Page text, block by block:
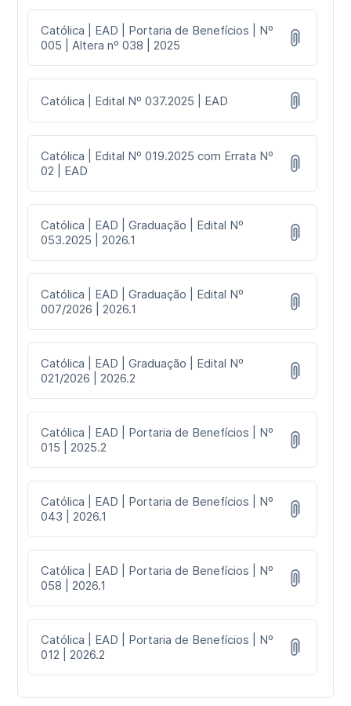
Católica | EAD | Portaria de Benefícios | Nº
005 | Altera nº 038 | 2025
Católica | Edital Nº 037.2025 | EAD
Católica | Edital Nº 019.2025 com Errata Nº
02 | EAD
Católica | EAD | Graduação | Edital Nº
053.2025 | 2026.1
Católica | EAD | Graduação | Edital Nº
007/2026 | 2026.1
Católica | EAD | Graduação | Edital Nº
021/2026 | 2026.2
Católica | EAD | Portaria de Benefícios | Nº
015 | 2025.2
Católica | EAD | Portaria de Benefícios | Nº
043 | 2026.1
Católica | EAD | Portaria de Benefícios | Nº
058 | 2026.1
Católica | EAD | Portaria de Benefícios | Nº
012 | 2026.2